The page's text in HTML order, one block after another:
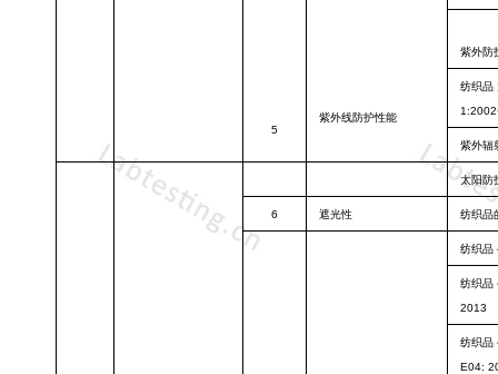
5
紫外线防护性能
紫外防
纺织品
紫外辐
太阳防
6 遮光性 纺织品
纺织品
纺织品
2013
纺织品
E04: